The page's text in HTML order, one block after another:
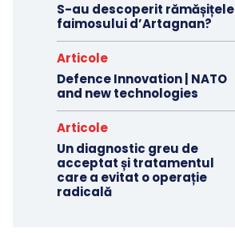
S-au descoperit rămășițele
faimosului d’Artagnan?
Articole
Defence Innovation | NATO
and new technologies
Articole
Un diagnostic greu de
acceptat și tratamentul
care a evitat o operație
radicală